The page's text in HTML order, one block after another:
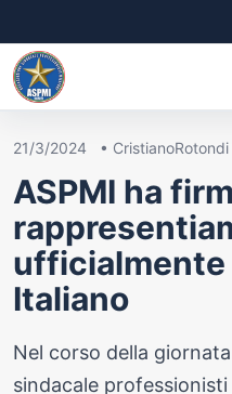
21/3/2024 • CristianoRotondi
ASPMI ha
Italiano
Nel corso della
sindacale